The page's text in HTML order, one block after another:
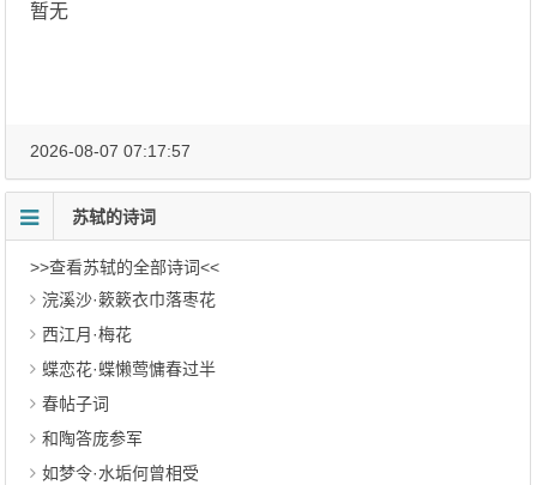
暂无
2026-08-07 07:17:57
苏轼的诗词
>>查看苏轼的全部诗词<<
浣溪沙·簌簌衣巾落枣花
西江月·梅花
蝶恋花·蝶懒莺慵春过半
春帖子词
和陶答庞参军
如梦令·水垢何曾相受